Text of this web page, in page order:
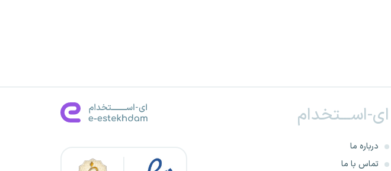
ای-اســـتخدام
درباره ما
تماس با ما